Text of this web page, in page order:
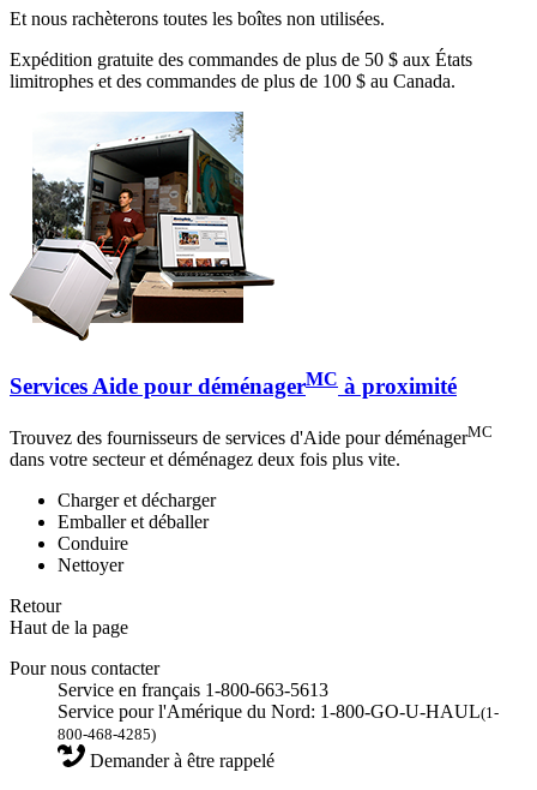
Et nous rachèterons toutes les boîtes non utilisées.
Expédition gratuite des commandes de plus de 50 $ aux États
limitrophes et des commandes de plus de 100 $ au Canada.
Services Aide pour déménagerMC à proximité
Trouvez des fournisseurs de services d'Aide pour déménagerMC
dans votre secteur et déménagez deux fois plus vite.
Charger et décharger
Emballer et déballer
Conduire
Nettoyer
Retour
Haut de la page
Pour nous contacter
Service en français 1-800-663-5613
Service pour l'Amérique du Nord: 1-800-GO-U-HAUL(1-
800-468-4285)
Demander à être rappelé